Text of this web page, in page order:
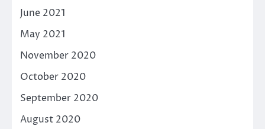
June 2021
May 2021
November 2020
October 2020
September 2020
August 2020